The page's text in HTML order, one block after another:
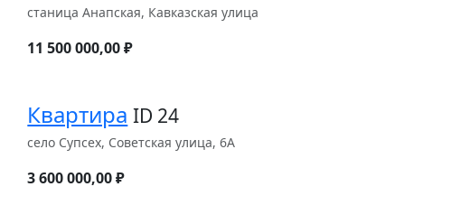
станица Анапская, Кавказская улица
11 500 000,00 ₽
Квартира ID 24
село Супсех, Советская улица, 6А
3 600 000,00 ₽